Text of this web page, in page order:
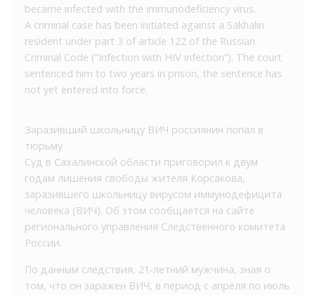
became infected with the immunodeficiency virus.
A criminal case has been initiated against a Sakhalin
resident under part 3 of article 122 of the Russian
Criminal Code (“Infection with HIV infection”). The court
sentenced him to two years in prison, the sentence has
not yet entered into force.
Заразивший школьницу ВИЧ россиянин попал в
тюрьму
Суд в Сахалинской области приговорил к двум
годам лишения свободы жителя Корсакова,
заразившего школьницу вирусом иммунодефицита
человека (ВИЧ). Об этом сообщается на сайте
регионального управления Следственного комитета
России.
По данным следствия, 21-летний мужчина, зная о
том, что он заражен ВИЧ, в период с апреля по июль